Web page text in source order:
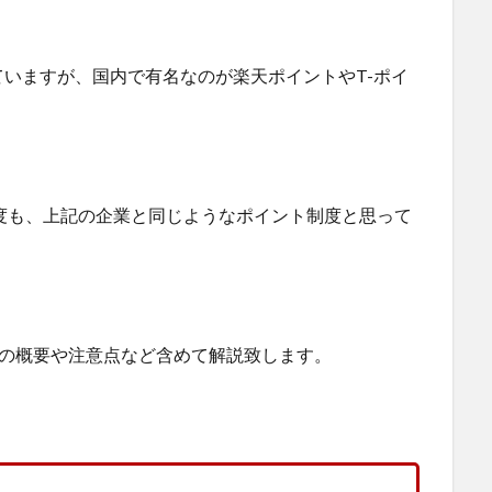
ますが、国内で有名なのが楽天ポイントやT-ポイ
、上記の企業と同じようなポイント制度と思って
要や注意点など含めて解説致します。